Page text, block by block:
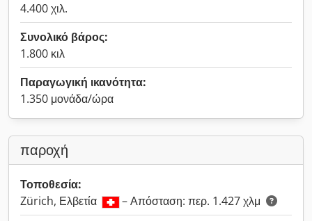
4.400 χιλ.
Συνολικό βάρος:
1.800 κιλ
Παραγωγική ικανότητα:
1.350 μονάδα/ώρα
παροχή
Τοποθεσία:
Zürich, Ελβετία
– Απόσταση: περ. 1.427 χλμ